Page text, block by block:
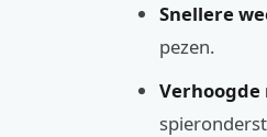
Snellere
pezen.